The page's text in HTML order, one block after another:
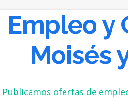
Empleo y
Moisés
Publicamos ofertas de